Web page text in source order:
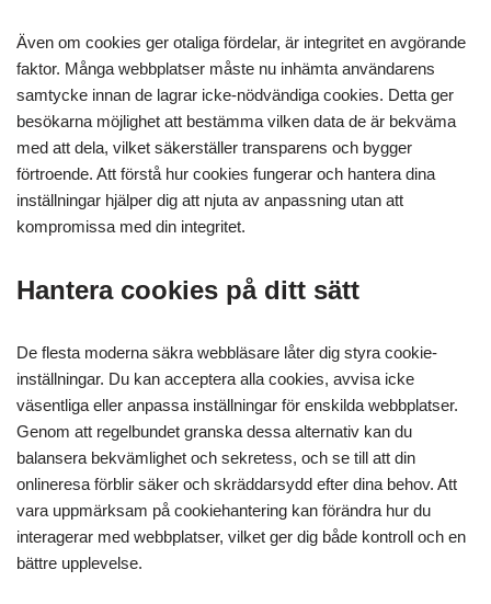
Även om cookies ger otaliga fördelar, är integritet en avgörande
faktor. Många webbplatser måste nu inhämta användarens
samtycke innan de lagrar icke-nödvändiga cookies. Detta ger
besökarna möjlighet att bestämma vilken data de är bekväma
med att dela, vilket säkerställer transparens och bygger
förtroende. Att förstå hur cookies fungerar och hantera dina
inställningar hjälper dig att njuta av anpassning utan att
kompromissa med din integritet.
Hantera cookies på ditt sätt
De flesta moderna säkra webbläsare låter dig styra cookie-
inställningar. Du kan acceptera alla cookies, avvisa icke
väsentliga eller anpassa inställningar för enskilda webbplatser.
Genom att regelbundet granska dessa alternativ kan du
balansera bekvämlighet och sekretess, och se till att din
onlineresa förblir säker och skräddarsydd efter dina behov. Att
vara uppmärksam på cookiehantering kan förändra hur du
interagerar med webbplatser, vilket ger dig både kontroll och en
bättre upplevelse.